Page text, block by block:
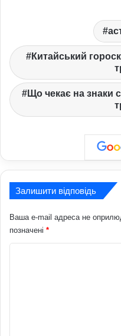
Китайський
Що чекає на знаки
Залишити відповідь
Ваша e-mail адреса не
позначені *